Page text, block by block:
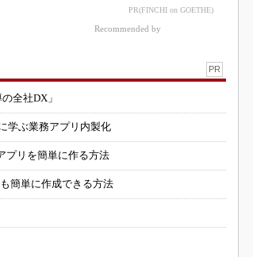
PR(FINCHI on GOETHE)
Recommended by
PR
全社DX」
学ぶ業務アプリ内製化
プリを簡単に作る方法
簡単に作成できる方法